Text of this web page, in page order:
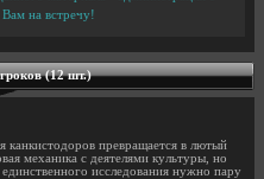
на встречу!
(12 шт.)
канкистодоров превращается в лютый
механика с деятелями культуры, но
единственного исследования нужно пару